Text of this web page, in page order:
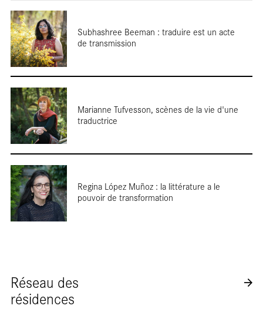
Subhashree Beeman : traduire est un acte
de transmission
Marianne Tufvesson, scènes de la vie d'une
traductrice
Regina López Muñoz : la littérature a le
pouvoir de transformation
Réseau des
résidences
salle